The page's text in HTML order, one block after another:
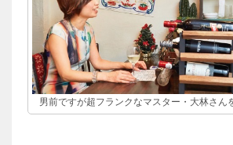
男前ですが超フランクなマスター・大林さん